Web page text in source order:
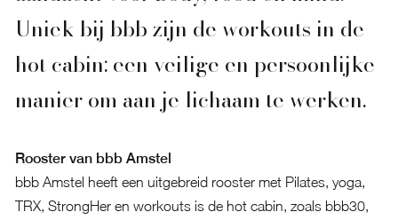
Uniek bij bbb zijn de workouts in de
hot cabin: een veilige en persoonlijke
manier om aan je lichaam te werken.
Rooster van bbb Amstel
bbb Amstel heeft een uitgebreid rooster met Pilates, yoga,
TRX, StrongHer en workouts is de hot cabin, zoals bbb30,